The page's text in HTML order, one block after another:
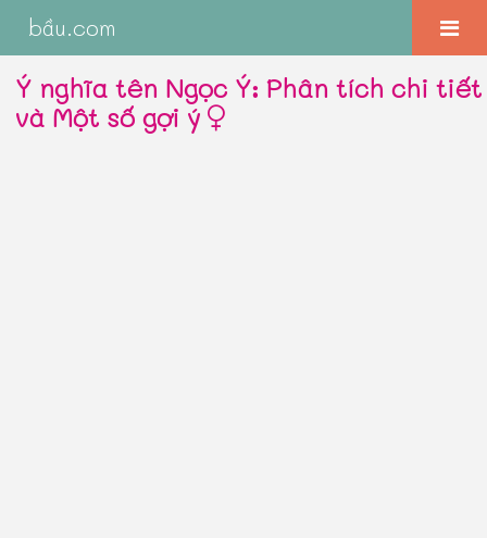
bầu.com
Ý nghĩa tên Ngọc Ý: Phân tích chi tiết
và Một số gợi ý